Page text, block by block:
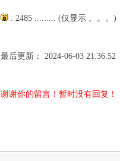
: 2485 ......... (仅显示 。。。)
最后更新： 2024-06-03 21:36:52
谢谢你的留言！暂时没有回复！